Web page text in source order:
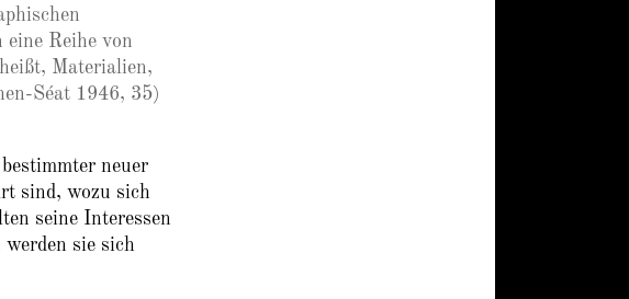
eine Reihe von
Materialien,
Séat 1946, 35)
neuer
sind, wozu sich
seine Interessen
sie sich